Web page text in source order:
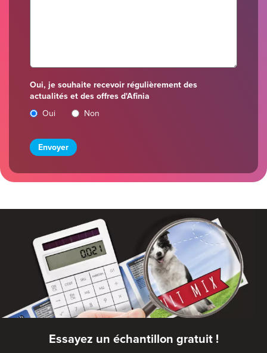
Oui, je souhaite recevoir régulièrement des
actualités et des offres d'Afinia
Oui
Non
Essayez un échantillon gratuit !